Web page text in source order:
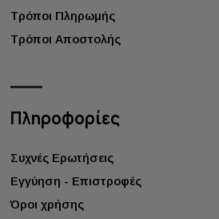
Τρόποι Πληρωμής
Τρόποι Αποστολής
Πληροφορίες
Συχνές Ερωτήσεις
Εγγύηση - Επιστροφές
Όροι χρήσης